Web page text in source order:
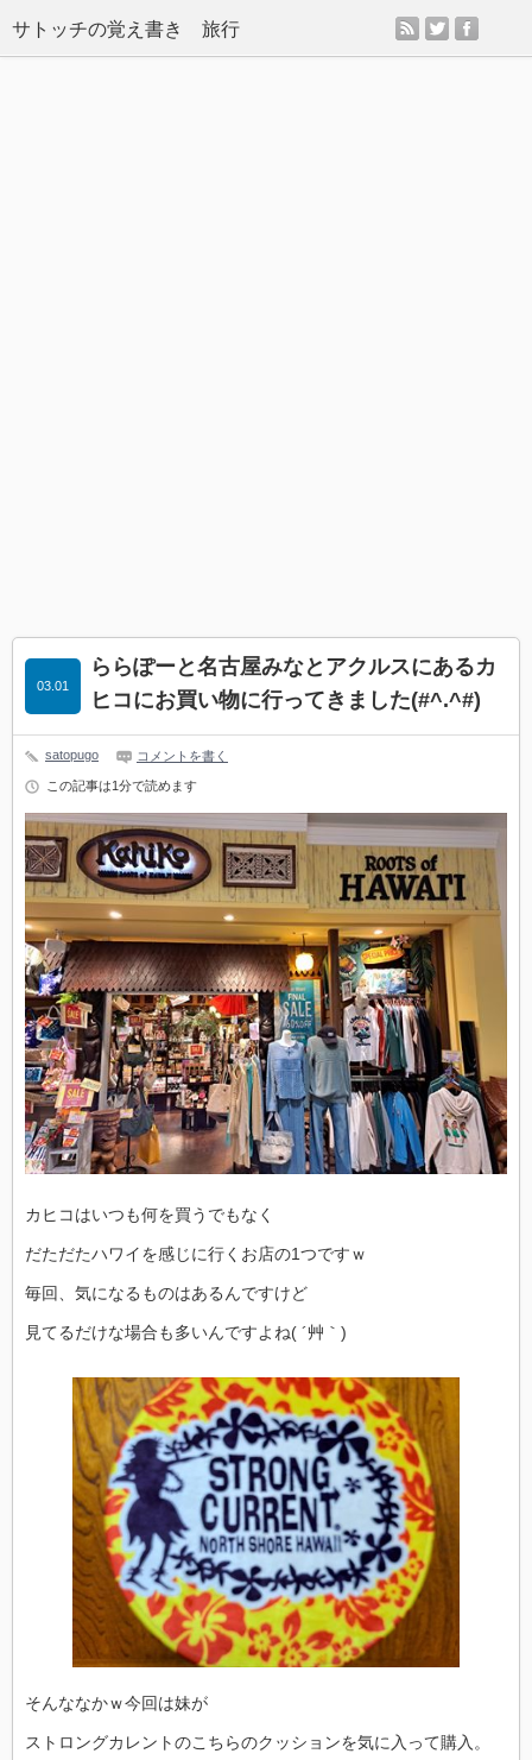
サトッチの覚え書き 旅行 rss twitter
ららぽーと名古屋みなとアクルスにあるカ
ヒコにお買い物に行ってきました(#^.^#)
03.01
satopugo コメントを書く
この記事は1分で読めます
カヒコはいつも何を買うでもなく
だただたハワイを感じに行くお店の1つですｗ
毎回、気になるものはあるんですけど
見てるだけな場合も多いんですよね( ´艸｀)
そんななかｗ今回は妹が
ストロングカレントのこちらのクッションを気に入って購入。